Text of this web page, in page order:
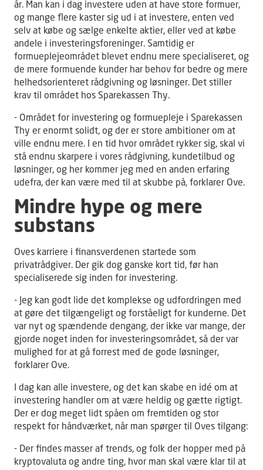
år. Man kan i dag investere uden at have store formuer,
og mange flere kaster sig ud i at investere, enten ved
selv at købe og sælge enkelte aktier, eller ved at købe
andele i investeringsforeninger. Samtidig er
formueplejeområdet blevet endnu mere specialiseret, og
de mere formuende kunder har behov for bedre og mere
helhedsorienteret rådgivning og løsninger. Det stiller
krav til området hos Sparekassen Thy.
- Området for investering og formuepleje i Sparekassen
Thy er enormt solidt, og der er store ambitioner om at
ville endnu mere. I en tid hvor området rykker sig, skal vi
stå endnu skarpere i vores rådgivning, kundetilbud og
løsninger, og her kommer jeg med en anden erfaring
udefra, der kan være med til at skubbe på, forklarer Ove.
Mindre hype og mere
substans
Oves karriere i finansverdenen startede som
privatrådgiver. Der gik dog ganske kort tid, før han
specialiserede sig inden for investering.
- Jeg kan godt lide det komplekse og udfordringen med
at gøre det tilgængeligt og forståeligt for kunderne. Det
var nyt og spændende dengang, der ikke var mange, der
gjorde noget inden for investeringsområdet, så der var
mulighed for at gå forrest med de gode løsninger,
forklarer Ove.
I dag kan alle investere, og det kan skabe en idé om at
investering handler om at være heldig og gætte rigtigt.
Der er dog meget lidt spåen om fremtiden og stor
respekt for håndværket, når man spørger til Oves tilgang:
- Der findes masser af trends, og folk der hopper med på
kryptovaluta og andre ting, hvor man skal være klar til at